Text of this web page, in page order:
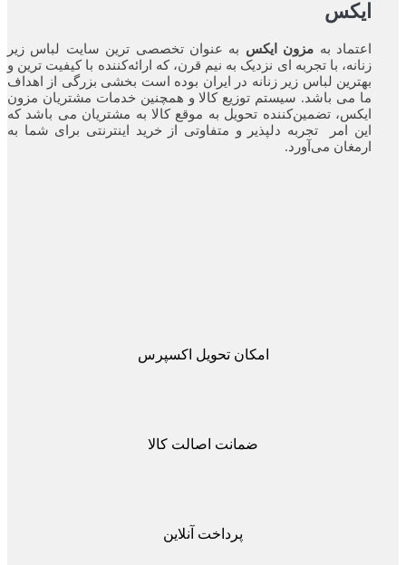
ایکس
اعتماد بهمزون ایکس به عنوان تخصصی ترین سایت لباس زیر
زنانه، با تجربه ای نزدیک به نیم قرن، که ارائه‌کننده با کیفیت ترین و
بهترین لباس زیر زنانه در ایران بوده ‌است بخشی بزرگی از اهداف
ما می باشد. سیستم توزیع کالا و همچنین خدمات مشتریان مزون
ایکس، تضمین‌کننده‌ تحویل به موقع کالا به مشتریان می باشد که
این امر تجربه‌ دلپذیر و متفاوتی از خرید اینترنتی برای شما به
ارمغان می‌آورد.
امکان تحویل اکسپرس
ضمانت اصالت کالا
پرداخت آنلاین